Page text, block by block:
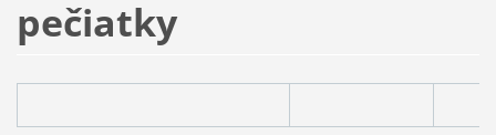
pečiatky